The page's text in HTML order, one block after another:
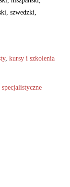
szwedzki,
, kursy i szkolenia